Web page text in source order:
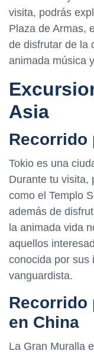
visita, podrás
Plaza de Armas,
de disfrutar de la
animada música
Asia
Recorrido
Tokio es una
Durante tu visita,
como el Templo
además de
la animada vida
aquellos
conocida por sus
vanguardista.
Recorrido
en China
La Gran Muralla